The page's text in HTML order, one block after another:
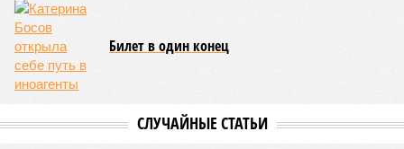
Для почти четырёх тысяч будущих собственников квартир
время давно измеряется не календарём, а очередными
переносами ожиданий. И пока на профильных порталах
продолжают указывать даты сдачи, главным индикатором
признаков масштабных работ, то неизбежно возникает